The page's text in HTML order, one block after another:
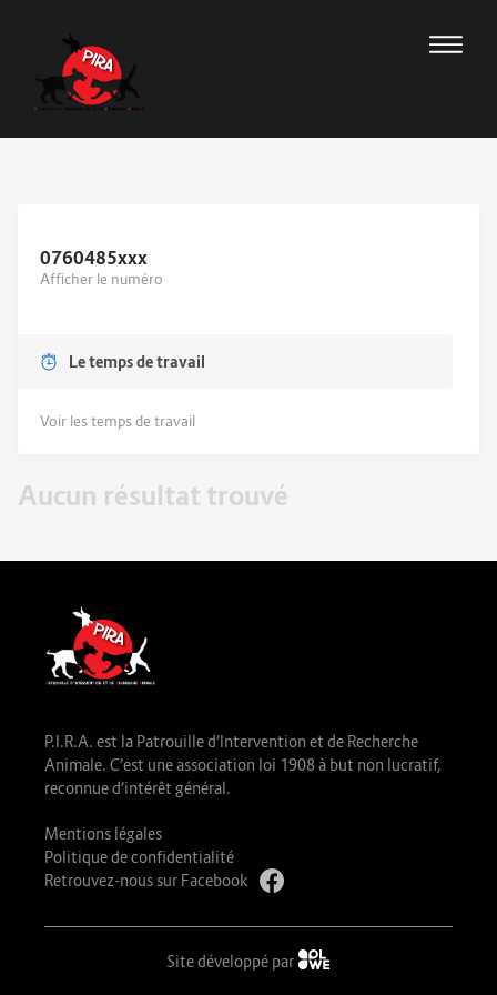
0760485xxx
Afficher le numéro
Le temps de travail
Voir les temps de travail
Aucun résultat trouvé
P.I.R.A. est la Patrouille d’Intervention et de Recherche
Animale. C’est une association loi 1908 à but non lucratif,
reconnue d’intérêt général.
Mentions légales
Politique de confidentialité
Retrouvez-nous sur Facebook
Site développé par